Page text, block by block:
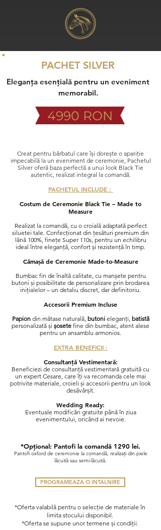
PACHET SILVER
Eleganța esențială pentru un eveniment
memorabil.
4990 RON
Creat pentru bărbatul care își dorește o apariție
impecabilă la un eveniment de ceremonie, Pachetul
Silver oferă baza perfectă a unui look Black Tie
autentic, realizat integral la comandă.
PACHETUL INCLUDE :
Costum de Ceremonie Black Tie – Made to
Measure
Realizat la comandă, cu o croială adaptată perfect
siluetei tale. Confecționat din țesături premium din
lână 100%, finețe Super 110s, pentru un echilibru
ideal între eleganță, confort și rezistență în timp.
Cămașă de Ceremonie Made-to-Measure
Bumbac fin de înaltă calitate, cu manșete pentru
butoni și posibilitate de personalizare prin brodarea
inițialelor – un detaliu discret, dar definitoriu.
Accesorii Premium Incluse
Papiondin mătase naturală, butonieleganți, batistă
personalizată și șosete fine din bumbac, atent alese
pentru un ansamblu armonios.
EXTRA BENEFICII :
Consultanță Vestimentară:
Beneficiezi de consultanță vestimentară gratuită cu
un expert Cesare, care îți va recomanda cele mai
potrivite materiale, croieli și accesorii pentru un look
desăvârșit.
Wedding Ready:
Eventuale modificări gratuite până în ziua
evenimentului, oricând ai nevoie.
*Opțional: Pantofi la comandă 1290 lei.
Pantofi oxford de ceremonie la comandă, realizați din piele
lăcuită sau semi-lăcuită.
PROGRAMEAZA O INTALNIRE
*Oferta valabilă pentru o selecție de materiale în
limita stocului disponibil.
*Oferta se supune unor termene și condiții.